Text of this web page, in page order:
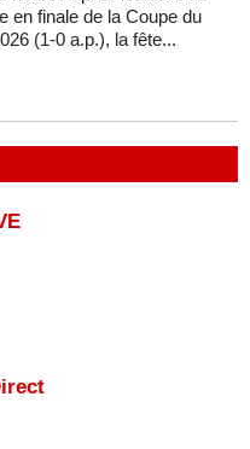
en finale de la Coupe du
(1-0 a.p.), la fête...